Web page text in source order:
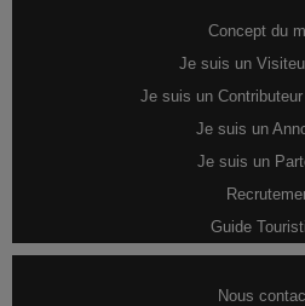
Concept du
Je suis un
Je suis un
Je suis un
Je suis un
Guide
Nous